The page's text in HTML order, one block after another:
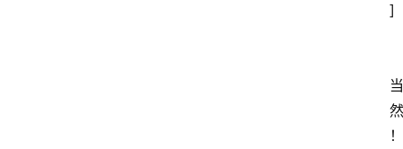
]
当
然
！